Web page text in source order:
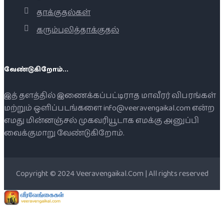
தாக்குதல்கள்
கரும்புலித்தாக்குதல்
வேண்டுகிறோம்...
இத் தளத்தில் இணைக்கப்பட்டிராத மாவீரர் விபரங்கள்
மற்றும் ஒளிப்படங்களை info@veeravengaikal.com என்ற
எமது மின்னஞ்சல் முகவரியூடாக எமக்கு அனுப்பி
வைக்குமாறு வேண்டுகிறோம்.
Copyright © 2024 Veeravengaikal.Com | All rights reserved